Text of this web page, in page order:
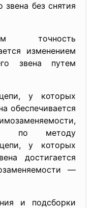
без снятия
точность
изменением
звена путем
у которых
обеспечивается
по методу
у которых
достигается
—
и подсборки